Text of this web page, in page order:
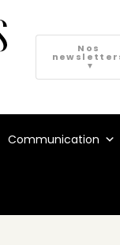
Nos
▼
Communication